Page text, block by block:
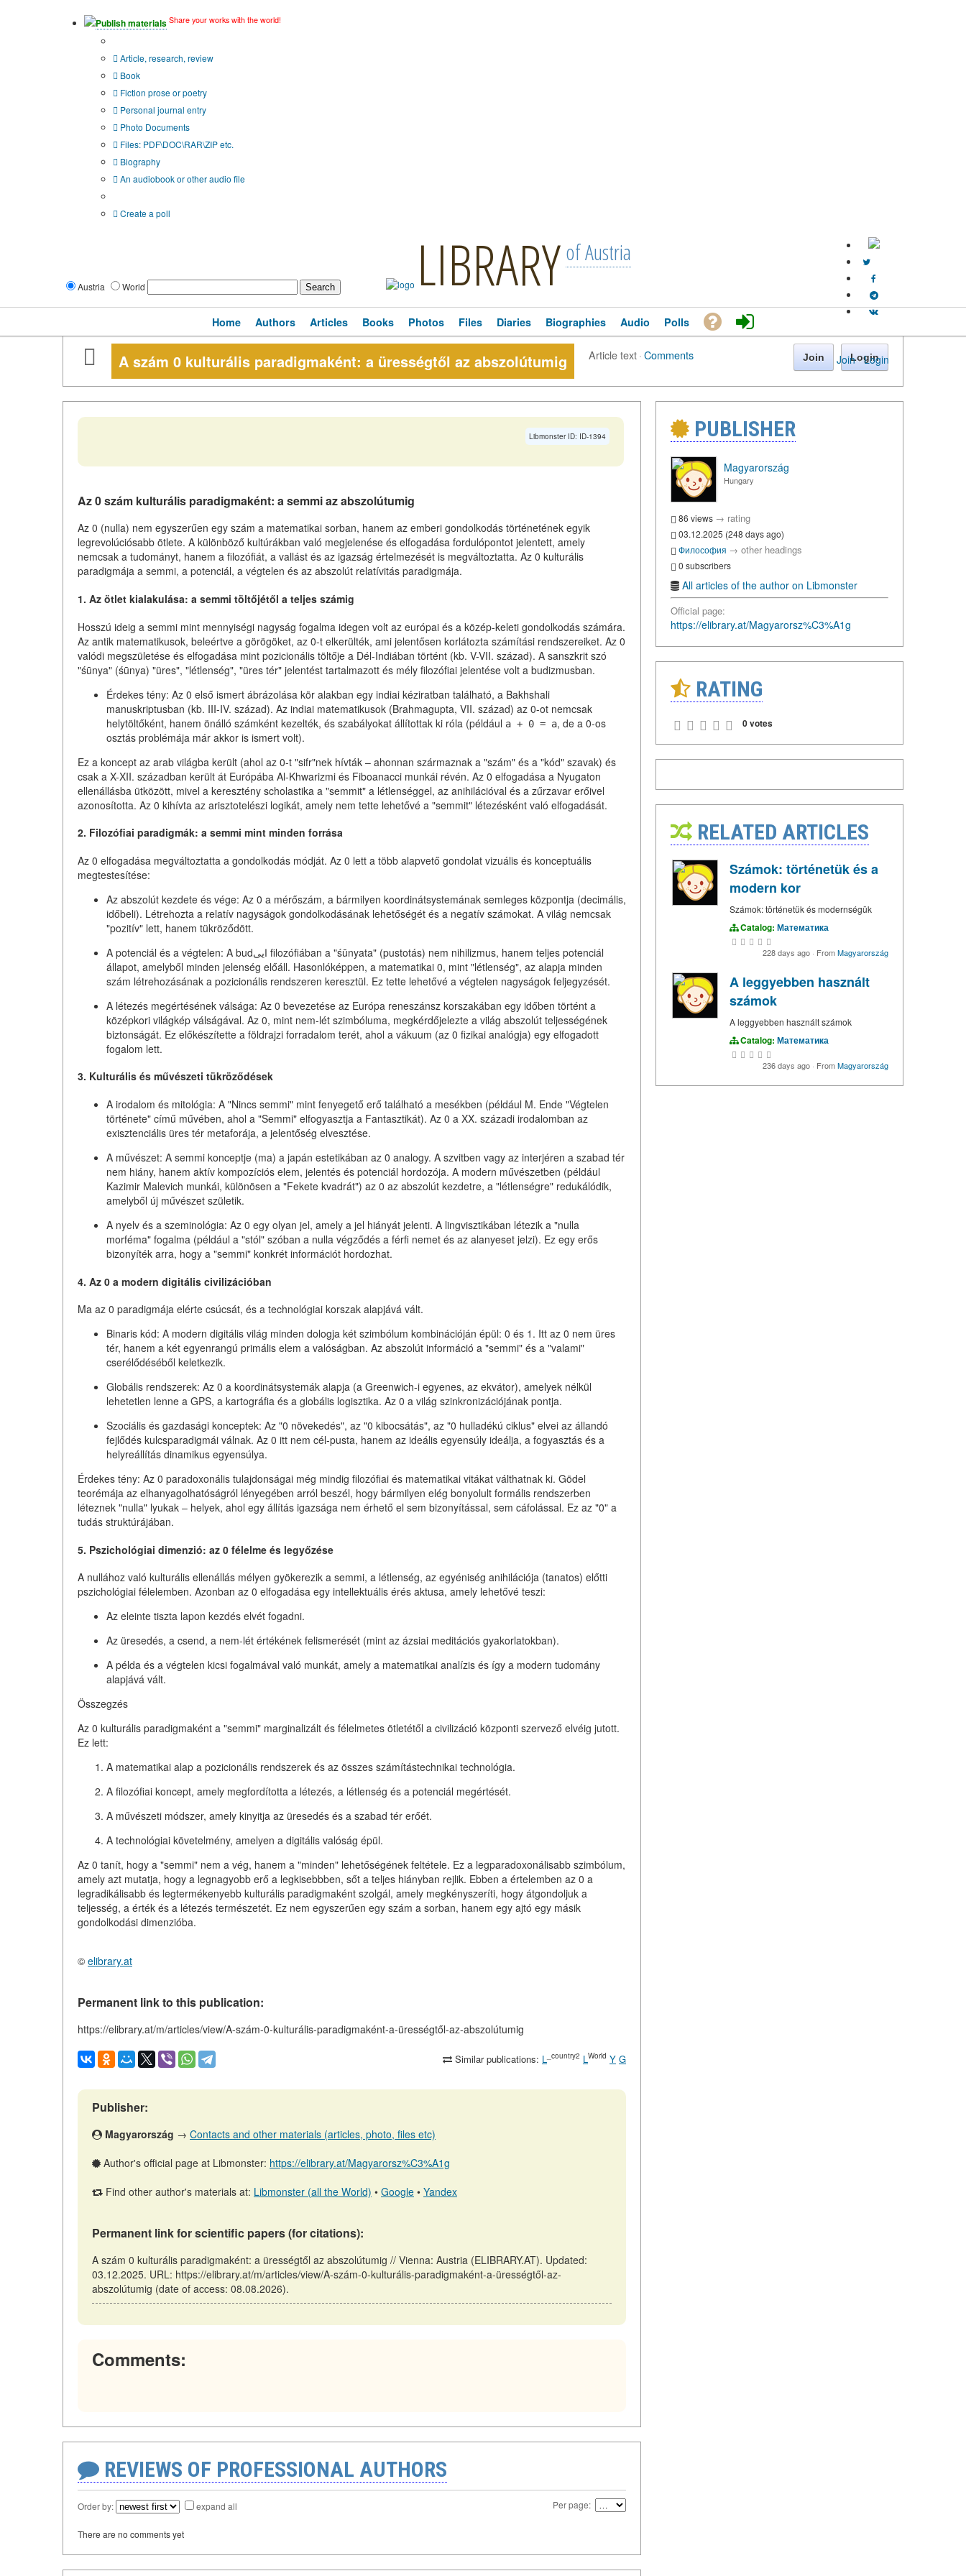
Publish materials Share your works with the world!
Article, research, review
Book
Fiction prose or poetry
Personal journal entry
Photo Documents
Files: PDF\DOC\RAR\ZIP etc.
Biography
An audiobook or other audio file
Create a poll
Austria World LIBRARY of Austria
Join · Login
Home Authors Articles Books Photos Files Diaries Biographies Audio Polls
A szám 0 kulturális paradigmaként: a ürességtől az abszolútumig Article text·Comments Join Login
Libmonster ID: ID-1394
Az 0 szám kulturális paradigmaként: a semmi az abszolútumig
Az 0 (nulla) nem egyszerűen egy szám a matematikai sorban, hanem az emberi gondolkodás történetének egyik
legrevolúciósabb ötlete. A különböző kultúrákban való megjelenése és elfogadása fordulópontot jelentett, amely
nemcsak a tudományt, hanem a filozófiát, a vallást és az igazság értelmezését is megváltoztatta. Az 0 kulturális
paradigmája a semmi, a potenciál, a végtelen és az abszolút relatívitás paradigmája.
1. Az ötlet kialakulása: a semmi töltőjétől a teljes számig
Hosszú ideig a semmi mint mennyiségi nagyság fogalma idegen volt az európai és a közép-keleti gondolkodás számára.
Az antik matematikusok, beleértve a görögöket, az 0-t elkerülték, ami jelentősen korlátozta számítási rendszereiket. Az 0
valódi megszületése és elfogadása mint pozicionális töltője a Dél-Indiában történt (kb. V-VII. század). A sanszkrit szó
"śūnya" (śūnya) "üres", "létlenség", "üres tér" jelentést tartalmazott és mély filozófiai jelentése volt a budizmusban.
Érdekes tény: Az 0 első ismert ábrázolása kör alakban egy indiai kéziratban található, a Bakhshali
manuskriptusban (kb. III-IV. század). Az indiai matematikusok (Brahmagupta, VII. század) az 0-ot nemcsak
helytöltőként, hanem önálló számként kezelték, és szabályokat állítottak ki róla (például a + 0 = a, de a 0-os
osztás problémája már akkor is ismert volt).
Ez a koncept az arab világba került (ahol az 0-t "sifr"nek hívták – ahonnan származnak a "szám" és a "kód" szavak) és
csak a X-XII. században került át Európába Al-Khwarizmi és Fiboanacci munkái révén. Az 0 elfogadása a Nyugaton
ellenállásba ütközött, mivel a keresztény scholastika a "semmit" a létlenséggel, az anihilációval és a zűrzavar erőivel
azonosította. Az 0 kihívta az arisztotelészi logikát, amely nem tette lehetővé a "semmit" létezésként való elfogadását.
2. Filozófiai paradigmák: a semmi mint minden forrása
Az 0 elfogadása megváltoztatta a gondolkodás módját. Az 0 lett a több alapvető gondolat vizuális és konceptuális
megtestesítése:
Az abszolút kezdete és vége: Az 0 a mérőszám, a bármilyen koordinátsystemának semleges központja (decimális,
időbeli). Létrehozta a relatív nagyságok gondolkodásának lehetőségét és a negatív számokat. A világ nemcsak
"pozitív" lett, hanem tükröződött.
A potenciál és a végtelen: A budایی filozófiában a "śūnyata" (pustotás) nem nihilizmus, hanem teljes potenciál
állapot, amelyből minden jelenség előáll. Hasonlóképpen, a matematikai 0, mint "létlenség", az alapja minden
szám létrehozásának a pozicionális rendszeren keresztül. Ez tette lehetővé a végtelen nagyságok feljegyzését.
A létezés megértésének válsága: Az 0 bevezetése az Európa reneszánsz korszakában egy időben történt a
középkori világkép válságával. Az 0, mint nem-lét szimbóluma, megkérdőjelezte a világ abszolút teljességének
biztonságát. Ez előkészítette a földrajzi forradalom terét, ahol a vákuum (az 0 fizikai analógja) egy elfogadott
fogalom lett.
3. Kulturális és művészeti tükröződések
A irodalom és mitológia: A "Nincs semmi" mint fenyegető erő található a mesékben (például M. Ende "Végtelen
története" című művében, ahol a "Semmi" elfogyasztja a Fantasztikát). Az 0 a XX. századi irodalomban az
exisztenciális üres tér metaforája, a jelentőség elvesztése.
A művészet: A semmi konceptje (ma) a japán estetikában az 0 analogy. A szvitben vagy az interjéren a szabad tér
nem hiány, hanem aktív kompozíciós elem, jelentés és potenciál hordozója. A modern művészetben (például
Kazimir Malevich munkái, különösen a "Fekete kvadrát") az 0 az abszolút kezdetre, a "létlenségre" redukálódik,
amelyből új művészet születik.
A nyelv és a szeminológia: Az 0 egy olyan jel, amely a jel hiányát jelenti. A lingvisztikában létezik a "nulla
morféma" fogalma (például a "stól" szóban a nulla végződés a férfi nemet és az alanyeset jelzi). Ez egy erős
bizonyíték arra, hogy a "semmi" konkrét információt hordozhat.
4. Az 0 a modern digitális civilizációban
Ma az 0 paradigmája elérte csúcsát, és a technológiai korszak alapjává vált.
Binaris kód: A modern digitális világ minden dologja két szimbólum kombinációján épül: 0 és 1 . Itt az 0 nem üres
tér, hanem a két egyenrangú primális elem a valóságban. Az abszolút információ a "semmi" és a "valami"
cserélődéséből keletkezik.
Globális rendszerek: Az 0 a koordinátsystemák alapja (a Greenwich-i egyenes, az ekvátor), amelyek nélkül
lehetetlen lenne a GPS, a kartográfia és a globális logisztika. Az 0 a világ szinkronizációjának pontja.
Szociális és gazdasági konceptek: Az "0 növekedés", az "0 kibocsátás", az "0 hulladékú ciklus" elvei az állandó
fejlődés kulcsparadigmái válnak. Az 0 itt nem cél-pusta, hanem az ideális egyensúly ideálja, a fogyasztás és a
helyreállítás dinamikus egyensúlya.
Érdekes tény: Az 0 paradoxonális tulajdonságai még mindig filozófiai és matematikai vitákat válthatnak ki. Gödel
teorémája az elhanyagolhatóságról lényegében arról beszél, hogy bármilyen elég bonyolult formális rendszerben
léteznek "nulla" lyukak – helyek, ahol egy állítás igazsága nem érhető el sem bizonyítással, sem cáfolással. Ez az "0" a
tudás struktúrájában.
5. Pszichológiai dimenzió: az 0 félelme és legyőzése
A nullához való kulturális ellenállás mélyen gyökerezik a semmi, a létlenség, az egyéniség anihilációja (tanatos) előtti
pszichológiai félelemben. Azonban az 0 elfogadása egy intellektuális érés aktusa, amely lehetővé teszi:
Az eleinte tiszta lapon kezdés elvét fogadni.
Az üresedés, a csend, a nem-lét értékének felismerését (mint az ázsiai meditációs gyakorlatokban).
A példa és a végtelen kicsi fogalmával való munkát, amely a matematikai analízis és így a modern tudomány
alapjává vált.
Összegzés
Az 0 kulturális paradigmaként a "semmi" marginalizált és félelmetes ötletétől a civilizáció központi szervező elvéig jutott.
Ez lett:
A matematikai alap a pozicionális rendszerek és az összes számítástechnikai technológia.
A filozófiai koncept, amely megfordította a létezés, a létlenség és a potenciál megértését.
A művészeti módszer, amely kinyitja az üresedés és a szabad tér erőét.
A technológiai követelmény, amelyen a digitális valóság épül.
Az 0 tanít, hogy a "semmi" nem a vég, hanem a "minden" lehetőségének feltétele. Ez a legparadoxonálisabb szimbólum,
amely azt mutatja, hogy a legnagyobb erő a legkisebbben, sőt a teljes hiányban rejlik. Ebben a értelemben az 0 a
legradikálisabb és legtermékenyebb kulturális paradigmaként szolgál, amely megkényszeríti, hogy átgondoljuk a
teljesség, a érték és a létezés természetét. Ez nem egyszerűen egy szám a sorban, hanem egy ajtó egy másik
gondolkodási dimenzióba.
© elibrary.at
Permanent link to this publication:
https://elibrary.at/m/articles/view/A-szám-0-kulturális-paradigmaként-a-ürességtől-az-abszolútumig
Similar publications: L _country2 L World Y G
Publisher:
Magyarország → Contacts and other materials (articles, photo, files etc)
Author's official page at Libmonster: https://elibrary.at/Magyarorsz%C3%A1g
Find other author's materials at: Libmonster (all the World) • Google • Yandex
Permanent link for scientific papers (for citations):
A szám 0 kulturális paradigmaként: a ürességtől az abszolútumig // Vienna: Austria (ELIBRARY.AT). Updated:
03.12.2025. URL: https://elibrary.at/m/articles/view/A-szám-0-kulturális-paradigmaként-a-ürességtől-az-
abszolútumig (date of access: 08.08.2026).
Comments:
REVIEWS OF PROFESSIONAL AUTHORS
Order by: expand all Per page:
There are no comments yet
PUBLISHER
Magyarország
Hungary
86 views → rating
03.12.2025 (248 days ago)
Философия → other headings
0 subscribers
All articles of the author on Libmonster
Official page:
https://elibrary.at/Magyarorsz%C3%A1g
RATING
0 votes
RELATED ARTICLES
Számok: történetük és a
modern kor
Számok: történetük és modernségük
Catalog: Математика
228 days ago · FromMagyarország
A leggyebben használt
számok
A leggyebben használt számok
Catalog: Математика
236 days ago · FromMagyarország